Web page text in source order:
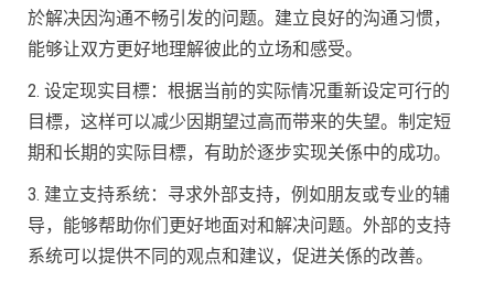
於解决因沟通不畅引发的问题。建立良好的沟通习惯，
能够让双方更好地理解彼此的立场和感受。
2. 设定现实目標：根据当前的实际情况重新设定可行的
目標，这样可以减少因期望过高而带来的失望。制定短
期和长期的实际目標，有助於逐步实现关係中的成功。
3. 建立支持系统：寻求外部支持，例如朋友或专业的辅
导，能够帮助你们更好地面对和解决问题。外部的支持
系统可以提供不同的观点和建议，促进关係的改善。